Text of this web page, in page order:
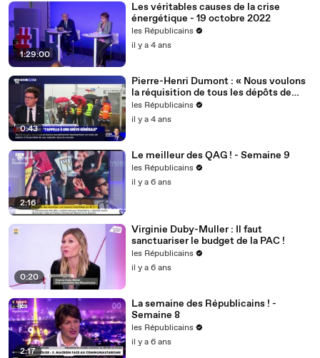
1:29:00
Les véritables causes de la crise
énergétique - 19 octobre 2022
les Républicains
il y a 4 ans
0:43
Pierre-Henri Dumont : « Nous voulons
la réquisition de tous les dépôts de
carburant ! »
les Républicains
il y a 4 ans
2:16
Le meilleur des QAG ! - Semaine 9
les Républicains
il y a 6 ans
0:20
Virginie Duby-Muller : Il faut
sanctuariser le budget de la PAC !
les Républicains
il y a 6 ans
2:17
La semaine des Républicains ! -
Semaine 8
les Républicains
il y a 6 ans